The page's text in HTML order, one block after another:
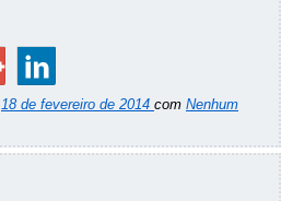
18 de fevereiro de 2014 com Nenhum